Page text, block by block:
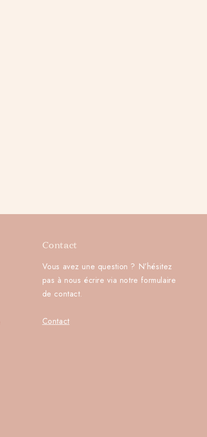
Contact
Vous avez une question ? N’hésitez
pas à nous écrire via notre formulaire
de contact.
Contact